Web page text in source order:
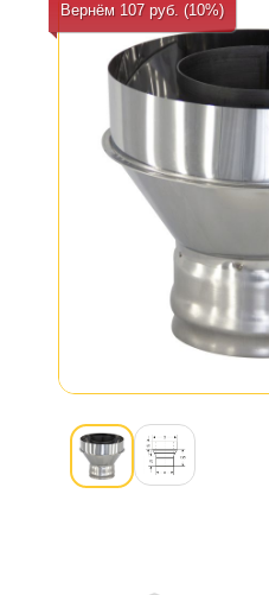
Вернём 107 руб. (10%)